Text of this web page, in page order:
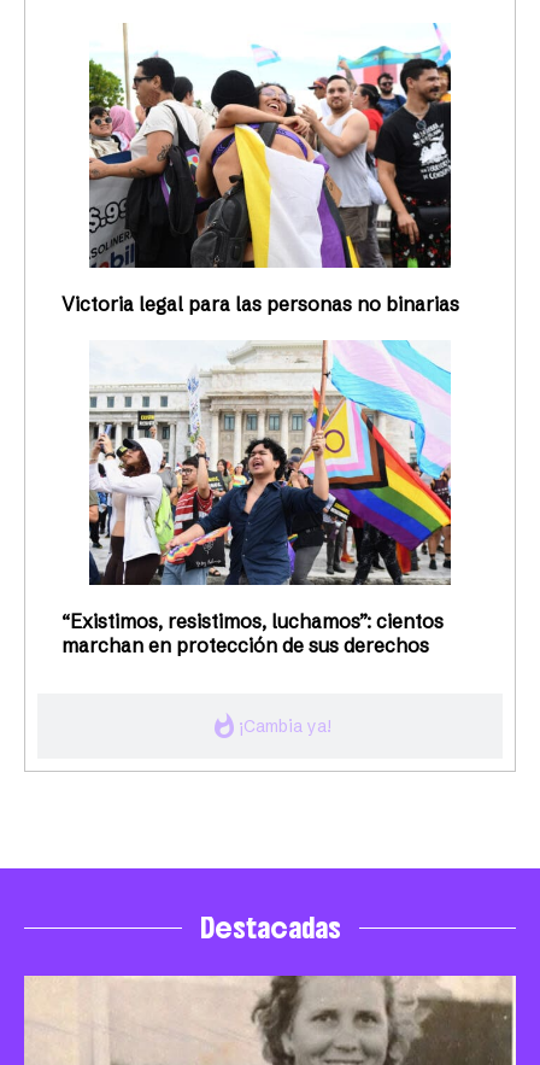
whatshot ¡Cambia ya!
Victoria legal para las personas no binarias
“Existimos, resistimos, luchamos”: cientos
marchan en protección de sus derechos
Destacadas